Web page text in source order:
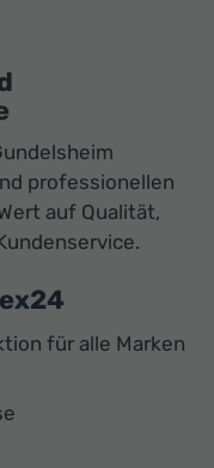
professionellen
auf Qualität,
für alle Marken